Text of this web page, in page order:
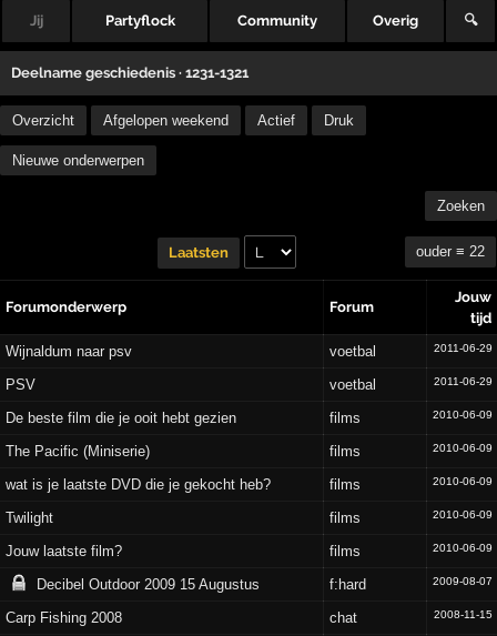
Jij Partyflock Community Overig 🔍
Deelname geschiedenis ·1231-1321
Overzicht Afgelopen weekend Actief Druk
Nieuwe onderwerpen
Zoeken
Laatsten ouder ≡ 22
Forumonderwerp Forum
Jouw
tijd
Wijnaldum naar psv
voetbal 2011-06-29
PSV voetbal 2011-06-29
De beste film die je ooit hebt gezien films 2010-06-09
The Pacific (Miniserie) films 2010-06-09
wat is je laatste DVD die je gekocht heb? films 2010-06-09
Twilight films 2010-06-09
Jouw laatste film? films 2010-06-09
Decibel Outdoor 2009 15 Augustus f:hard 2009-08-07
Carp Fishing 2008 chat 2008-11-15